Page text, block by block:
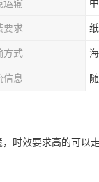
运输
要求
方式
信息
时效要求高的可以